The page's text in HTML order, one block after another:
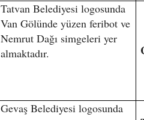
Tatvan Belediyesi logosunda
Van Gölünde yüzen feribot ve
Nemrut Dağı simgeleri yer
almaktadır.
Gevaş Belediyesi logosunda